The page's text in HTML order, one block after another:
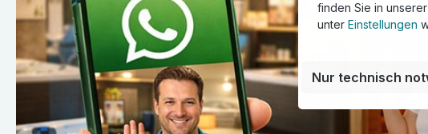
finden Sie in unserer
unter Einstellungen
Nur technisch